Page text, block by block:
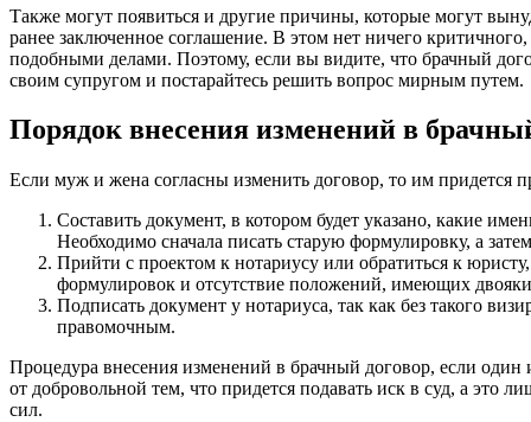
Также могут появиться и другие причины, которые могут
ранее заключенное соглашение. В этом нет ничего
подобными делами. Поэтому, если вы видите, что брачный
своим супругом и постарайтесь решить вопрос мирным путем.
Порядок внесения изменений в
Если муж и жена согласны изменить договор, то им придется
Составить документ, в котором будет указано, какие
Необходимо сначала писать старую формулировку, а
Прийти с проектом к нотариусу или обратиться к
формулировок и отсутствие положений, имеющих
Подписать документ у нотариуса, так как без такого
правомочным.
Процедура внесения изменений в брачный договор, если один
от добровольной тем, что придется подавать иск в суд, а это
сил.